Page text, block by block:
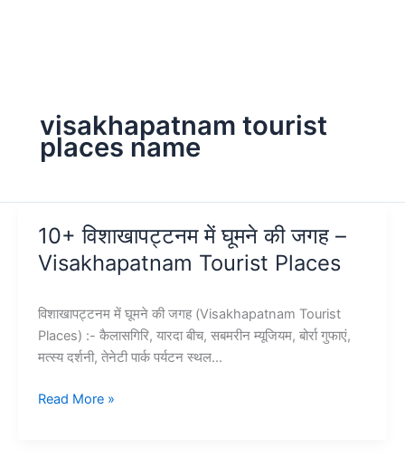
visakhapatnam tourist
places name
10+ विशाखापट्टनम में घूमने की जगह –
Visakhapatnam Tourist Places
विशाखापट्टनम में घूमने की जगह (Visakhapatnam Tourist
Places) :- कैलासगिरि, यारदा बीच, सबमरीन म्यूजियम, बोर्रा गुफाएं,
मत्स्य दर्शनी, तेनेटी पार्क पर्यटन स्थल…
10+
Read More »